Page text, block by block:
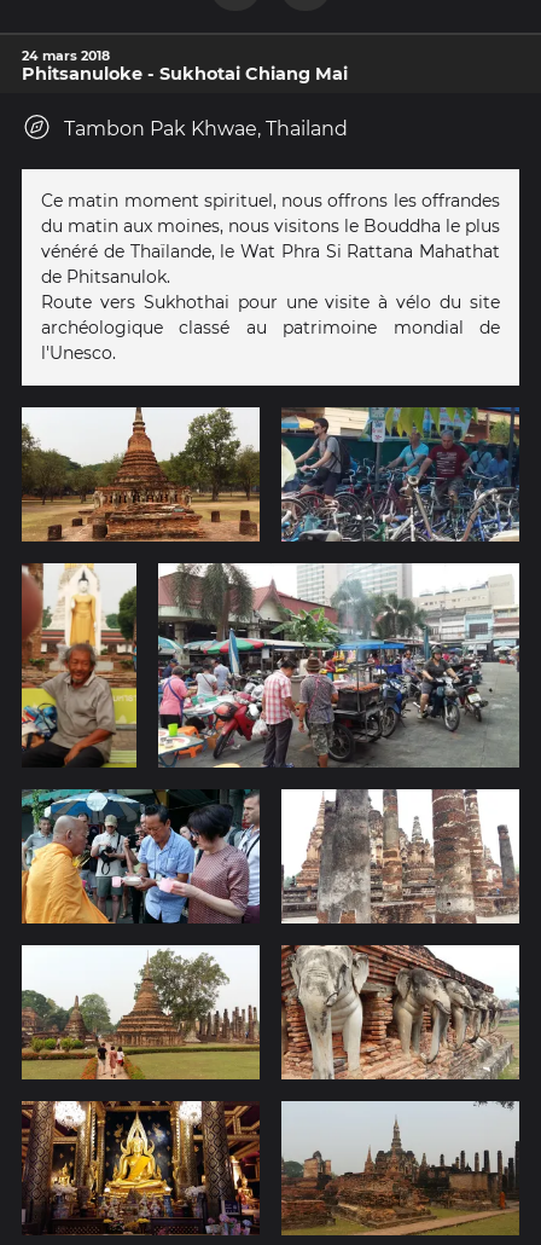
24 mars 2018
Phitsanuloke - Sukhotai Chiang Mai
Tambon Pak Khwae, Thailand
Ce matin moment spirituel, nous offrons les offrandes
du matin aux moines, nous visitons le Bouddha le plus
vénéré de Thaïlande, le Wat Phra Si Rattana Mahathat
de Phitsanulok.
Route vers Sukhothai pour une visite à vélo du site
archéologique classé au patrimoine mondial de
l'Unesco.